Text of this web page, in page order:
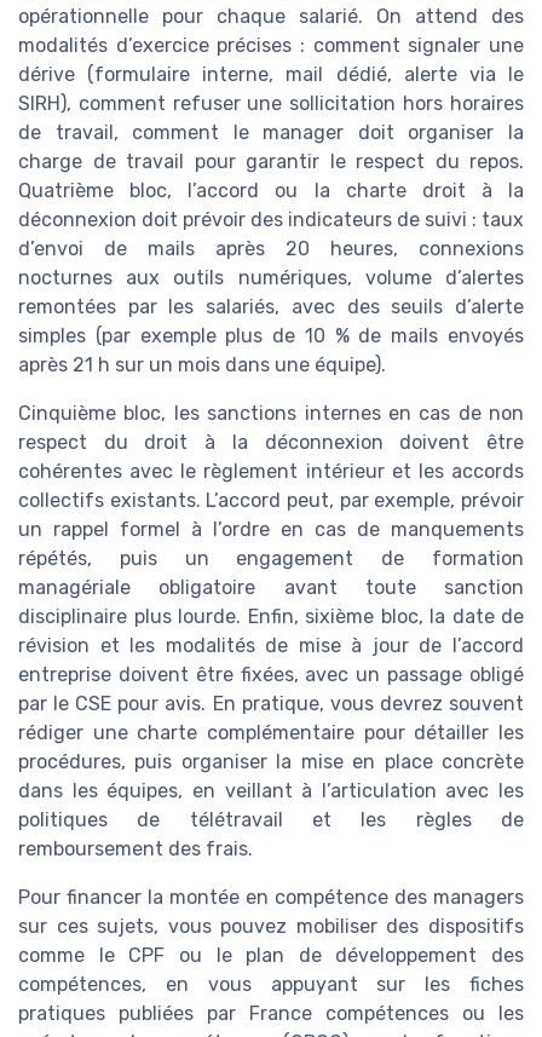
opérationnelle pour chaque salarié. On attend des
modalités d’exercice précises : comment signaler une
dérive (formulaire interne, mail dédié, alerte via le
SIRH), comment refuser une sollicitation hors horaires
de travail, comment le manager doit organiser la
charge de travail pour garantir le respect du repos.
Quatrième bloc, l’accord ou la charte droit à la
déconnexion doit prévoir des indicateurs de suivi : taux
d’envoi de mails après 20 heures, connexions
nocturnes aux outils numériques, volume d’alertes
remontées par les salariés, avec des seuils d’alerte
simples (par exemple plus de 10 % de mails envoyés
après 21 h sur un mois dans une équipe).
Cinquième bloc, les sanctions internes en cas de non
respect du droit à la déconnexion doivent être
cohérentes avec le règlement intérieur et les accords
collectifs existants. L’accord peut, par exemple, prévoir
un rappel formel à l’ordre en cas de manquements
répétés, puis un engagement de formation
managériale obligatoire avant toute sanction
disciplinaire plus lourde. Enfin, sixième bloc, la date de
révision et les modalités de mise à jour de l’accord
entreprise doivent être fixées, avec un passage obligé
par le CSE pour avis. En pratique, vous devrez souvent
rédiger une charte complémentaire pour détailler les
procédures, puis organiser la mise en place concrète
dans les équipes, en veillant à l’articulation avec les
politiques de télétravail et les règles de
remboursement des frais.
Pour financer la montée en compétence des managers
sur ces sujets, vous pouvez mobiliser des dispositifs
comme le CPF ou le plan de développement des
compétences, en vous appuyant sur les fiches
pratiques publiées par France compétences ou les